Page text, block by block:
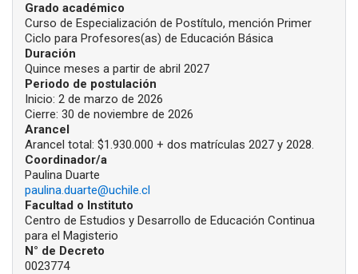
INFORMACIÓN DEL PROGRAMA
Grado académico
Curso de Especialización de Postítulo, mención Primer
Ciclo para Profesores(as) de Educación Básica
Duración
Quince meses a partir de abril 2027
Periodo de postulación
Inicio: 2 de marzo de 2026
Cierre: 30 de noviembre de 2026
Arancel
Arancel total: $1.930.000 + dos matrículas 2027 y 2028.
Coordinador/a
Paulina Duarte
paulina.duarte@uchile.cl
Facultad o Instituto
Centro de Estudios y Desarrollo de Educación Continua
para el Magisterio
N° de Decreto
0023774